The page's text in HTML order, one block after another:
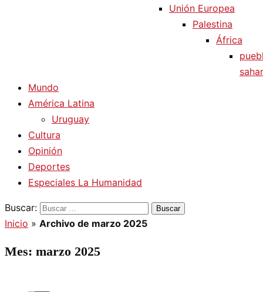
Unión Europea
Palestina
África
Mundo
América Latina
Uruguay
Cultura
Opinión
Deportes
Especiales La Humanidad
Buscar:
Inicio » Archivo de marzo 2025
Mes: marzo 2025